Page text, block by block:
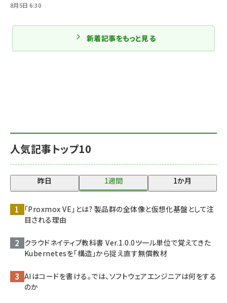
人気記事トップ10
昨日 1週間 1か月
「Proxmox VE」とは? 製品群の全体像と仮想化基盤として注
目される理由
クラウドネイティブ教科書 Ver.1.0.0――ツール単位で覚えてきた
Kubernetesを「構造」から捉え直す無償教材
AIはコードを書ける。では、ソフトウェアエンジニアは何をする
のか
8月5日 6:30
新着記事をもっと見る